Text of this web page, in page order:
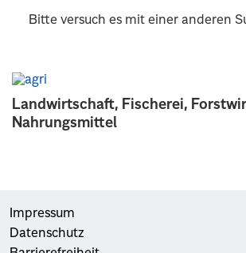
Landwirtschaft, Fischerei,
Nahrungsmittel
Bitte versuch es mit einer anderen
Impressum
Datenschutz